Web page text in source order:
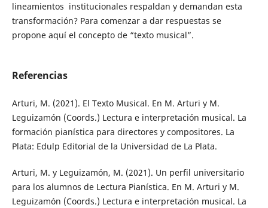
lineamientos institucionales respaldan y demandan esta
transformación? Para comenzar a dar respuestas se
propone aquí el concepto de “texto musical”.
Referencias
Arturi, M. (2021). El Texto Musical. En M. Arturi y M.
Leguizamón (Coords.) Lectura e interpretación musical. La
formación pianística para directores y compositores. La
Plata: Edulp Editorial de la Universidad de La Plata.
Arturi, M. y Leguizamón, M. (2021). Un perfil universitario
para los alumnos de Lectura Pianística. En M. Arturi y M.
Leguizamón (Coords.) Lectura e interpretación musical. La